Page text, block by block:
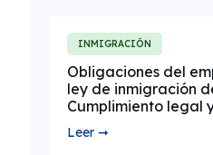
INMIGRACIÓN
Obligaciones del
ley de inmigración
Cumplimiento legal
Leer ➞